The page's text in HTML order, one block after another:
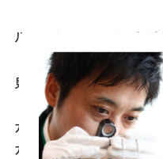
ルーペとペンライトなど
見ているポイント
カラット(重量)サイズ
カラー(色相、明度、彩